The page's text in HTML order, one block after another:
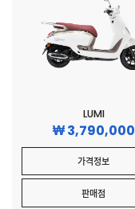
LUMI
3,790,000
가격정보
판매점